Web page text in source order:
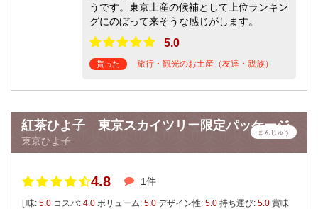
うです。東京土産の候補として上位ランキン
グにのぼって来そうな感じがします。
5.0
貰った 旅行・観光のお土産（友達・親族）
紅茶ひよ子 東京スカイツリー限定パッケージ
東京ひよ子
まんじゅう
4.8 1件
[ 味: 5.0 コスパ: 4.0 ボリューム: 5.0 デザイン性: 5.0 持ち運び: 5.0 賞味